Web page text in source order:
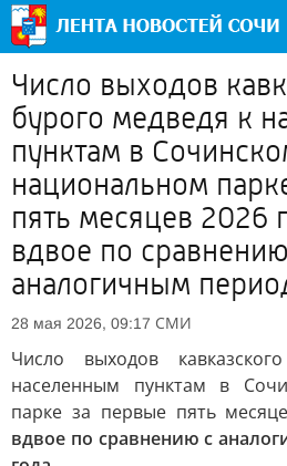
Число выходов
бурого медведя к
пунктам в
национальном
пять месяцев 2026
вдвое по
аналогичным
28 мая 2026, 09:17 СМИ
Число выходов
населенным пунктам в
парке за первые пять
вдвое по сравнению с